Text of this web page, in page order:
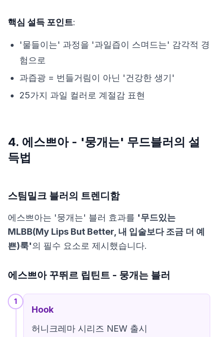
핵심 설득 포인트:
'물들이는' 과정을 '과일즙이 스며드는' 감각적 경
험으로
과즙광 = 번들거림이 아닌 '건강한 생기'
25가지 과일 컬러로 계절감 표현
4. 에스쁘아 - '뭉개는' 무드블러의 설
득법
스팀밀크 블러의 트렌디함
에스쁘아는 '뭉개는' 블러 효과를 '무드있는
MLBB(My Lips But Better, 내 입술보다 조금 더 예
쁜)룩'의 필수 요소로 제시했습니다.
에스쁘아 꾸뛰르 립틴트 - 뭉개는 블러
1
Hook
허니크레마 시리즈 NEW 출시